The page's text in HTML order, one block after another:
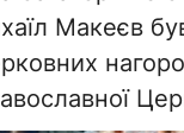
Макеєв